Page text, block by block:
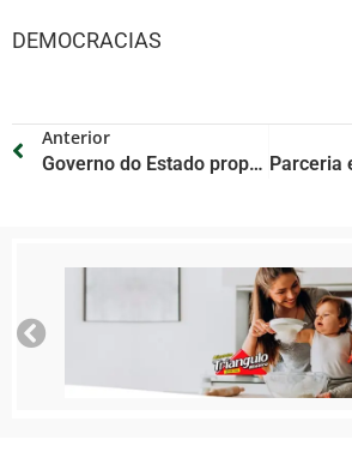
DEMOCRACIAS
Anterior
Governo do Estado propõe incentivo a empresas aéreas para impulsionar turismo no Piauí